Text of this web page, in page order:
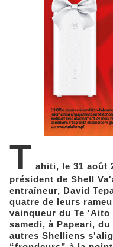
T ahiti, le 31 août
président de Shell
entraîneur, David
quatre de leurs
vainqueur du Te
samedi, à Papeari,
autres Shelliens